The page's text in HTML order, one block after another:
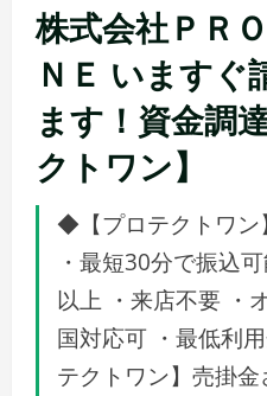
株式会社ＰＲ
ＮＥ いますぐ
ます！資金調
クトワン】
◆【プロテクトワ
・最短30分で振込
以上 ・来店不要 ・
国対応可 ・最低利
テクトワン】売掛